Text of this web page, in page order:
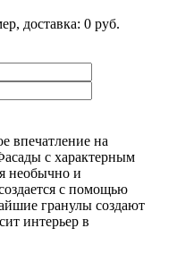
доставка: 0 руб.
впечатление на
с характерным
необычно и
с помощью
гранулы создают
интерьер в